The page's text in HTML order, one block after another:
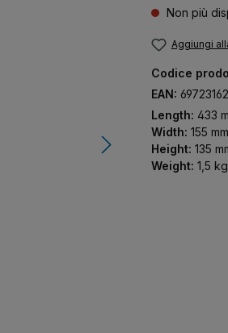
Non più
Aggiungi
Codice
EAN:
Length: 433
Width: 155 mm
Height: 135
Weight: 1,5 kg